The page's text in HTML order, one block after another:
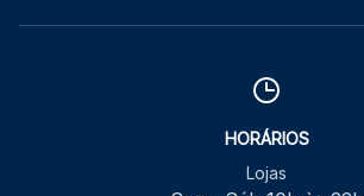
HORÁRIOS
Lojas